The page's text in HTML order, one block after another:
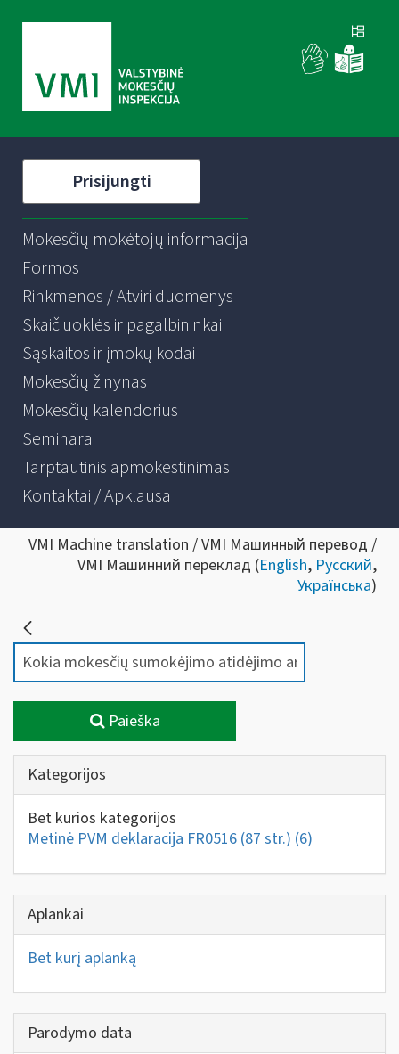
Prisijungti
Mokesčių mokėtojų informacija
Formos
Rinkmenos / Atviri duomenys
Skaičiuoklės ir pagalbininkai
Sąskaitos ir įmokų kodai
Mokesčių žinynas
Mokesčių kalendorius
Seminarai
Tarptautinis apmokestinimas
Kontaktai / Apklausa
VMI Machine translation / VMI Машинный перевод /
VMI Машинний переклад (English, Русский,
Українська)
Paieška
Kategorijos
Bet kurios kategorijos
Metinė PVM deklaracija FR0516 (87 str.) (6)
Aplankai
Bet kurį aplanką
Parodymo data